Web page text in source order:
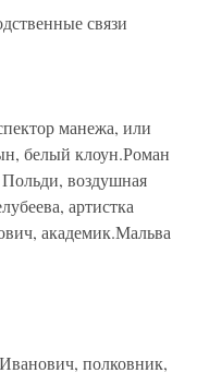
связи
манежа, или
белый клоун.Роман
воздушная
артистка
академик.Мальва
полковник,